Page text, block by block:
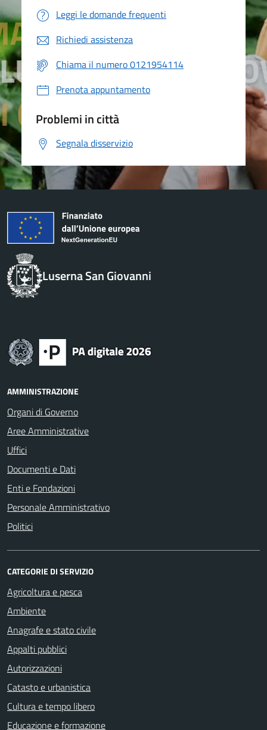
Leggi le domande frequenti
Richiedi assistenza
Chiama il numero 0121954114
Prenota appuntamento
Problemi in città
Segnala disservizio
Luserna San Giovanni
AMMINISTRAZIONE
Organi di Governo
Aree Amministrative
Uffici
Documenti e Dati
Enti e Fondazioni
Personale Amministrativo
Politici
CATEGORIE DI SERVIZIO
Agricoltura e pesca
Ambiente
Anagrafe e stato civile
Appalti pubblici
Autorizzazioni
Catasto e urbanistica
Cultura e tempo libero
Educazione e formazione